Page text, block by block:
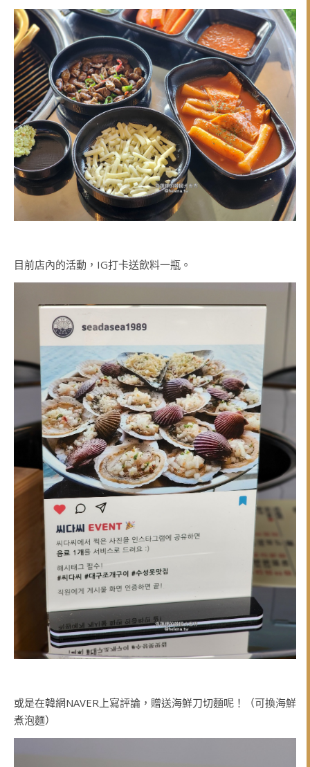
目前店內的活動，IG打卡送飲料一瓶。
或是在韓網NAVER上寫評論，贈送海鮮刀切麵呢！（可換海鮮
煮泡麵）